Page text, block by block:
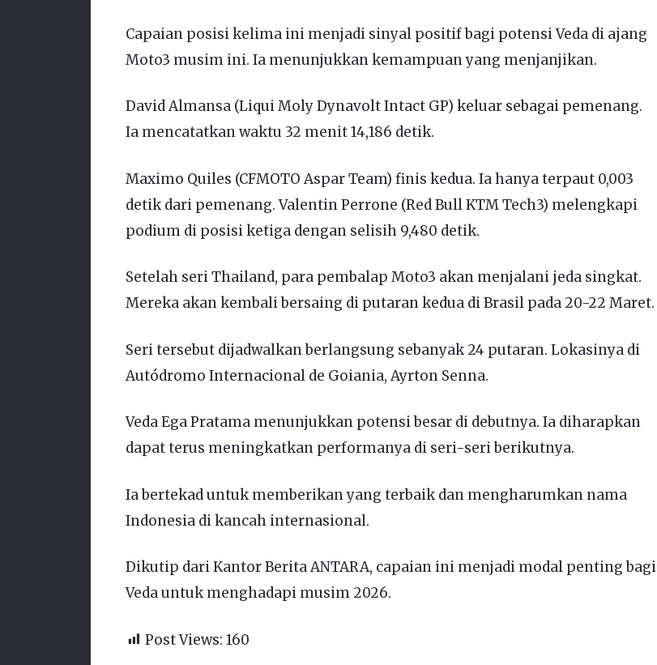
Capaian posisi kelima ini menjadi sinyal positif bagi potensi Veda di ajang
Moto3 musim ini. Ia menunjukkan kemampuan yang menjanjikan.
David Almansa (Liqui Moly Dynavolt Intact GP) keluar sebagai pemenang.
Ia mencatatkan waktu 32 menit 14,186 detik.
Maximo Quiles (CFMOTO Aspar Team) finis kedua. Ia hanya terpaut 0,003
detik dari pemenang. Valentin Perrone (Red Bull KTM Tech3) melengkapi
podium di posisi ketiga dengan selisih 9,480 detik.
Setelah seri Thailand, para pembalap Moto3 akan menjalani jeda singkat.
Mereka akan kembali bersaing di putaran kedua di Brasil pada 20-22 Maret.
Seri tersebut dijadwalkan berlangsung sebanyak 24 putaran. Lokasinya di
Autódromo Internacional de Goiania, Ayrton Senna.
Veda Ega Pratama menunjukkan potensi besar di debutnya. Ia diharapkan
dapat terus meningkatkan performanya di seri-seri berikutnya.
Ia bertekad untuk memberikan yang terbaik dan mengharumkan nama
Indonesia di kancah internasional.
Dikutip dari Kantor Berita ANTARA, capaian ini menjadi modal penting bagi
Veda untuk menghadapi musim 2026.
Post Views: 160